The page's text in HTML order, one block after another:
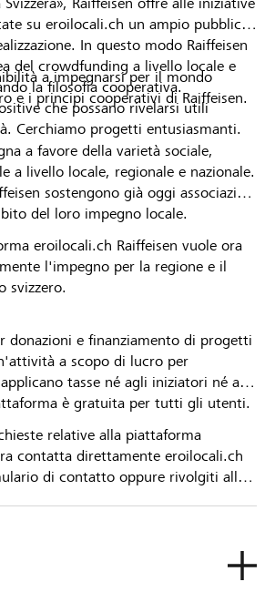
su eroilocali.ch un ampio pubblico
In questo modo Raiffeisen
del crowdfunding a livello locale e
la filosofia cooperativa.
che possano rivelarsi utili
Cerchiamo progetti entusiasmanti.
a impegnarsi per il mondo
e i principi cooperativi di Raiffeisen.
a favore della varietà sociale,
a livello locale, regionale e nazionale.
sostengono già oggi associazioni
del loro impegno locale.
eroilocali.ch Raiffeisen vuole ora
l'impegno per la regione e il
svizzero.
donazioni e finanziamento di progetti
a scopo di lucro per
tasse né agli iniziatori né ai
è gratuita per tutti gli utenti.
relative alla piattaforma
contatta direttamente eroilocali.ch
di contatto oppure rivolgiti alla